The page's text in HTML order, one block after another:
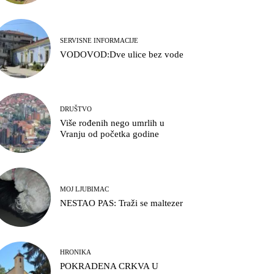
SERVISNE INFORMACIJE
VODOVOD:Dve ulice bez vode
DRUŠTVO
Više rođenih nego umrlih u
Vranju od početka godine
MOJ LJUBIMAC
NESTAO PAS: Traži se maltezer
HRONIKA
POKRADENA CRKVA U